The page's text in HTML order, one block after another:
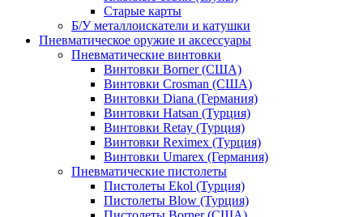
Старые карты
Б/У металлоискатели и катушки
Пневматическое оружие и аксессуары
Пневматические винтовки
Винтовки Borner (США)
Винтовки Crosman (США)
Винтовки Diana (Германия)
Винтовки Hatsan (Турция)
Винтовки Retay (Турция)
Винтовки Reximex (Турция)
Винтовки Umarex (Германия)
Пневматические пистолеты
Пистолеты Ekol (Турция)
Пистолеты Blow (Турция)